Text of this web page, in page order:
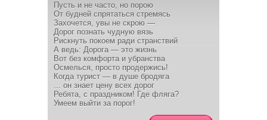
Пусть и не часто, но порою
От будней спрятаться стремясь
Захочется, увы не скрою —
Дорог познать чудную вязь
Рискнуть покоем ради странствий
А ведь: Дорога — это жизнь
Вот без комфорта и убранства
Осмелься, просто продержись!
Когда турист — в душе бродяга
... он знает цену всех дорог
Ребята, с праздником! Где фляга?
Умеем выйти за порог!